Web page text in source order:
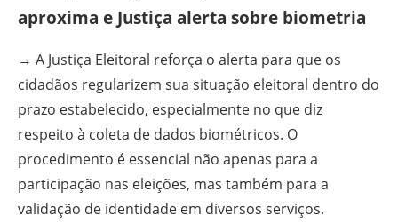
aproxima e Justiça alerta sobre biometria
→ A Justiça Eleitoral reforça o alerta para que os
cidadãos regularizem sua situação eleitoral dentro do
prazo estabelecido, especialmente no que diz
respeito à coleta de dados biométricos. O
procedimento é essencial não apenas para a
participação nas eleições, mas também para a
validação de identidade em diversos serviços.